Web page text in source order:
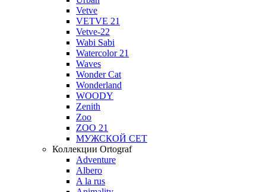
Vetve
VETVE 21
Vetve-22
Wabi Sabi
Watercolor 21
Waves
Wonder Cat
Wonderland
WOODY
Zenith
Zoo
ZOO 21
МУЖСКОЙ СЕТ
Коллекции Ortograf
Adventure
Albero
A la rus